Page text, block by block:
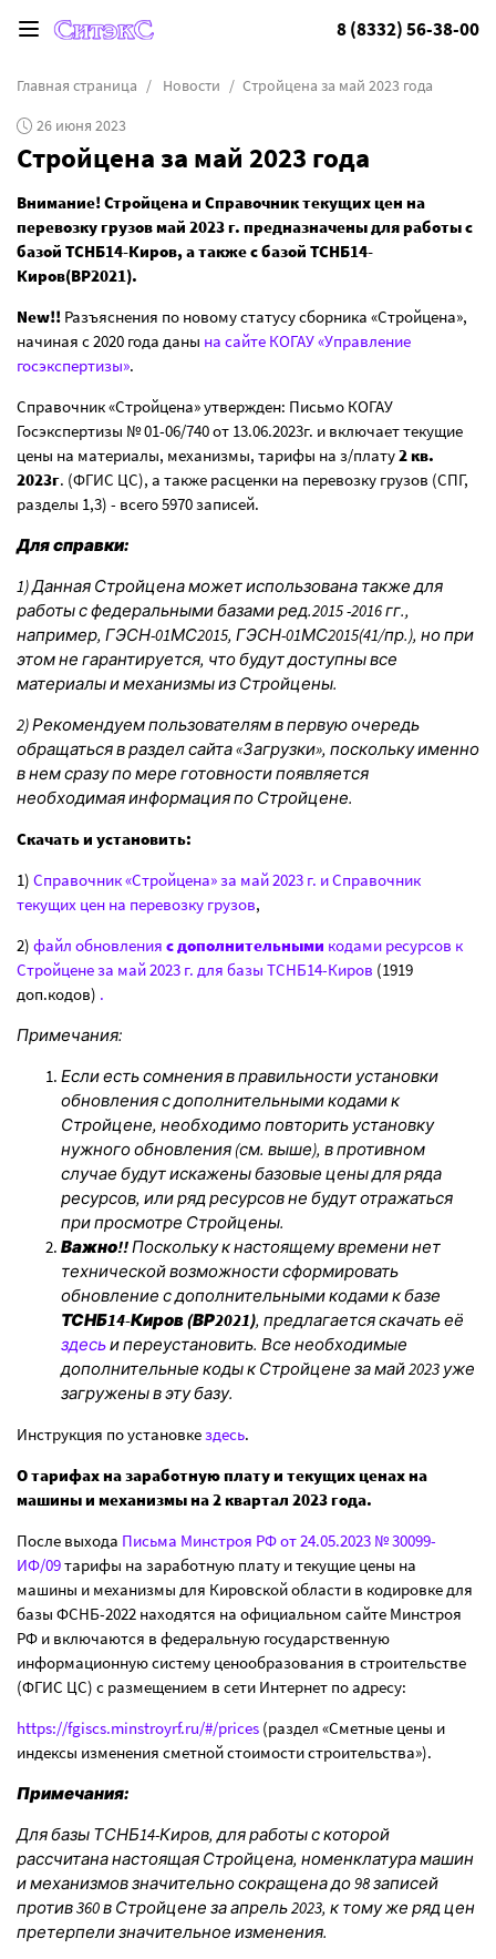
8 (8332) 56-38-00
Главная страница Новости
Стройцена за май 2023 года
26 июня 2023
Стройцена за май 2023 года
Внимание! Стройцена и Справочник текущих цен на
перевозку грузов май 2023 г. предназначены для работы с
базой ТСНБ14-Киров, а также с базой ТСНБ14-
Киров(ВР2021).
New!! Разъяснения по новому статусу сборника «Стройцена»,
начиная с 2020 года даны на сайте КОГАУ «Управление
госэкспертизы».
Справочник «Стройцена» утвержден: Письмо КОГАУ
Госэкспертизы № 01-06/740 от 13.06.2023г. и включает текущие
цены на материалы, механизмы, тарифы на з/плату2 кв.
2023г. (ФГИС ЦС), а также расценки на перевозку грузов (СПГ,
разделы 1,3) - всего 5970 записей.
Для справки:
1) Данная Стройцена может использована также для
работы с федеральными базами ред.2015 -2016 гг.,
например, ГЭСН-01МС2015, ГЭСН-01МС2015(41/пр.), но при
этом не гарантируется, что будут доступны все
материалы и механизмы из Стройцены.
2) Рекомендуем пользователям в первую очередь
обращаться в раздел сайта «Загрузки», поскольку именно
в нем сразу по мере готовности появляется
необходимая информация по Стройцене.
Скачать и установить:
1) Справочник «Стройцена» за май 2023 г. и Справочник
текущих цен на перевозку грузов,
2) файл обновления с дополнительными кодами ресурсов к
Стройцене за май 2023 г. для базы ТСНБ14-Киров (1919
доп.кодов) .
Примечания:
Если есть сомнения в правильности установки
обновления с дополнительными кодами к
Стройцене, необходимо повторить установку
нужного обновления (см. выше), в противном
случае будут искажены базовые цены для ряда
ресурсов, или ряд ресурсов не будут отражаться
при просмотре Стройцены.
Важно!!Поскольку к настоящему времени нет
технической возможности сформировать
обновление с дополнительными кодами к базе
ТСНБ14-Киров (ВР2021), предлагается скачать её
здесьи переустановить. Все необходимые
дополнительные коды к Стройцене за май 2023 уже
загружены в эту базу.
Инструкция по установкездесь.
О тарифах на заработную плату и текущих ценах на
машины и механизмы на 2 квартал 2023 года.
После выхода Письма Минстроя РФ от 24.05.2023 № 30099-
ИФ/09тарифы на заработную плату и текущие цены на
машины и механизмы для Кировской области в кодировке для
базы ФСНБ-2022 находятся на официальном сайте Минстроя
РФ и включаются в федеральную государственную
информационную систему ценообразования в строительстве
(ФГИС ЦС) с размещением в сети Интернет по адресу:
https://fgiscs.minstroyrf.ru/#/prices (раздел «Сметные цены и
индексы изменения сметной стоимости строительства»).
Примечания:
Для базы ТСНБ14-Киров, для работы с которой
рассчитана настоящая Стройцена, номенклатура машин
и механизмов значительно сокращена до 98 записей
против 360 в Стройцене за апрель 2023, к тому же ряд цен
претерпели значительное изменения.